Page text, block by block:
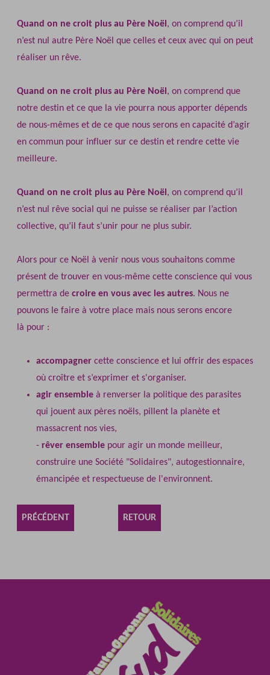
Quand on ne croit plus au Père Noël , on comprend qu’il
n’est nul autre Père Noël que celles et ceux avec qui on peut
réaliser un rêve.
Quand on ne croit plus au Père Noël , on comprend que
notre destin et ce que la vie pourra nous apporter dépends
de nous-mêmes et de ce que nous serons en capacité d’agir
en commun pour influer sur ce destin et rendre cette vie
meilleure.
Quand on ne croit plus au Père Noël , on comprend qu’il
n’est nul rêve social qui ne puisse se réaliser par l’action
collective, qu’il faut s’unir pour ne plus subir.
Alors pour ce Noël à venir nous vous souhaitons comme
présent de trouver en vous-même cette conscience qui vous
permettra de croire en vous avec les autres. Nous ne
pouvons le faire à votre place mais nous serons encore
là pour :
accompagner cette conscience et lui offrir des espaces
où croître et s’exprimer et s'organiser.
agir ensemble à renverser la politique des parasites
qui jouent aux pères noëls, pillent la planète et
massacrent nos vies,
- rêver ensemble pour agir un monde meilleur,
construire une Société "Solidaires", autogestionnaire,
émancipée et respectueuse de l'environnent.
PRÉCÉDENT RETOUR